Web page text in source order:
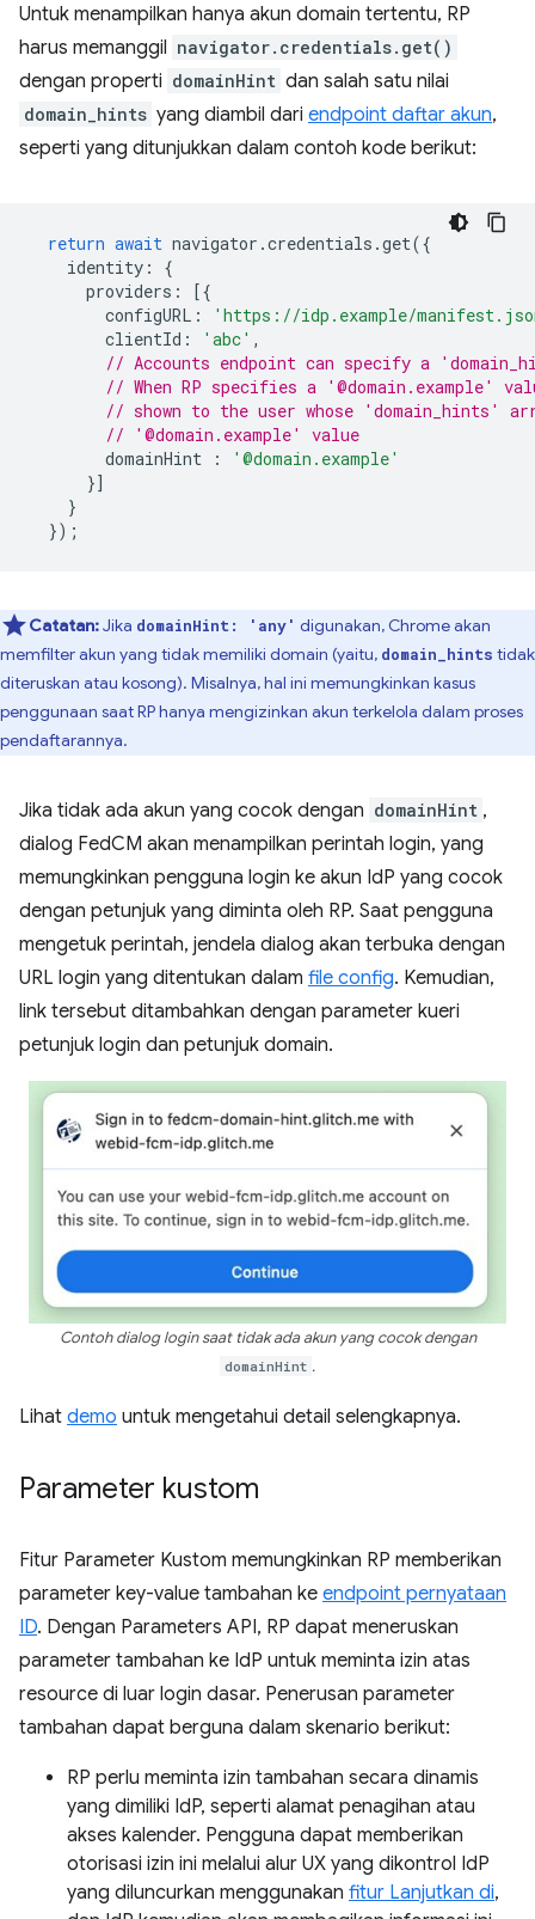
Untuk menampilkan hanya akun domain tertentu, RP
harus memanggil navigator.credentials.get()
dengan properti domainHint dan salah satu nilai
domain_hints yang diambil dari endpoint daftar akun,
seperti yang ditunjukkan dalam contoh kode berikut:
return await navigator .credentials .get({
identity :
{
providers :
[{
configURL :
'https://idp.example/
clientId : 'abc' ,
// Accounts endpoint can specify a
// When RP specifies a '@domain.example'
// shown to the user whose 'domain_hints'
// '@domain.example' value
domainHint
:
'@domain.example'
}]
}
});
Catatan:Jika domainHint: 'any' digunakan, Chrome akan
memfilter akun yang tidak memiliki domain (yaitu, domain_hints tidak
diteruskan atau kosong). Misalnya, hal ini memungkinkan kasus
penggunaan saat RP hanya mengizinkan akun terkelola dalam proses
pendaftarannya.
Jika tidak ada akun yang cocok dengan domainHint ,
dialog FedCM akan menampilkan perintah login, yang
memungkinkan pengguna login ke akun IdP yang cocok
dengan petunjuk yang diminta oleh RP. Saat pengguna
mengetuk perintah, jendela dialog akan terbuka dengan
URL login yang ditentukan dalam file config. Kemudian,
link tersebut ditambahkan dengan parameter kueri
petunjuk login dan petunjuk domain.
Contoh dialog login saat tidak ada akun yang cocok dengan
domainHint .
Lihat demo untuk mengetahui detail selengkapnya.
Parameter kustom
Fitur Parameter Kustom memungkinkan RP memberikan
parameter key-value tambahan ke endpoint pernyataan
ID. Dengan Parameters API, RP dapat meneruskan
parameter tambahan ke IdP untuk meminta izin atas
resource di luar login dasar. Penerusan parameter
tambahan dapat berguna dalam skenario berikut:
RP perlu meminta izin tambahan secara dinamis
yang dimiliki IdP, seperti alamat penagihan atau
akses kalender. Pengguna dapat memberikan
otorisasi izin ini melalui alur UX yang dikontrol IdP
yang diluncurkan menggunakan fitur Lanjutkan di,